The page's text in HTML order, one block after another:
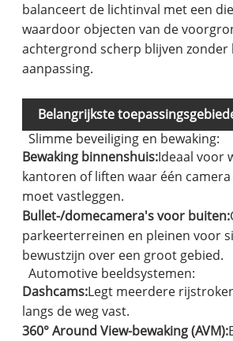
balanceert de lichtinval met een
waardoor objecten van de
achtergrond scherp blijven zonder
aanpassing.
Belangrijkste
Slimme beveiliging en bewaking:
Bewaking binnenshuis:Ideaal voor
kantoren of liften waar één
moet vastleggen.
Bullet-/domecamera's voor buiten:
parkeerterreinen en pleinen voor
bewustzijn over een groot gebied.
Automotive beeldsystemen:
Dashcams:Legt meerdere
langs de weg vast.
360° Around View-bewaking (AVM):